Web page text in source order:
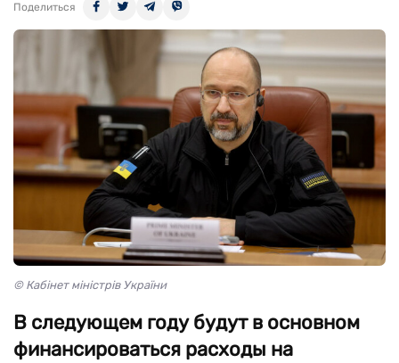
Поделиться
© Кабінет міністрів України
В следующем году будут в основном
финансироваться расходы на